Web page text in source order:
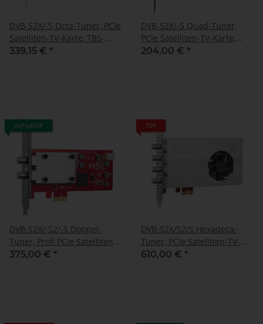
DVB-S2X/-S Octa-Tuner, PCIe
Satelliten-TV-Karte, TBS-
6909-X V2
339,15 € *
DVB-S2X/-S Quad-Tuner,
PCIe Satelliten-TV-Karte,
TBS-6904 SE
204,00 € *
AUF LAGER
DVB-S2X/-S2/-S Doppel-
Tuner, Profi PCIe Satelliten-
TV-Karte, TBS-6903-X
375,00 € *
TOP
DVB-S2X/S2/S Hexadeca-
Tuner, PCIe Satelliten-TV-
Karte, TBS-6916
610,00 € *